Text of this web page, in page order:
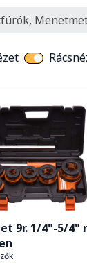
9r. 1/4"-5/4"